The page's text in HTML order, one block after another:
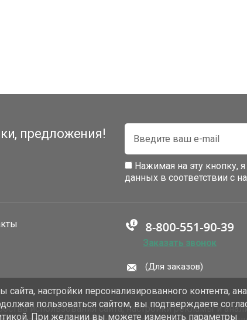
предложения!
Нажимая на эту кнопку,
данных в соответствии с
Заказать звонок
(Для заказов)
использования сайта, настройки рекламы и
настройки персонализированного контента,
пользоваться сайтом, вы подтверждаете
При желании вы можете изменить параметры